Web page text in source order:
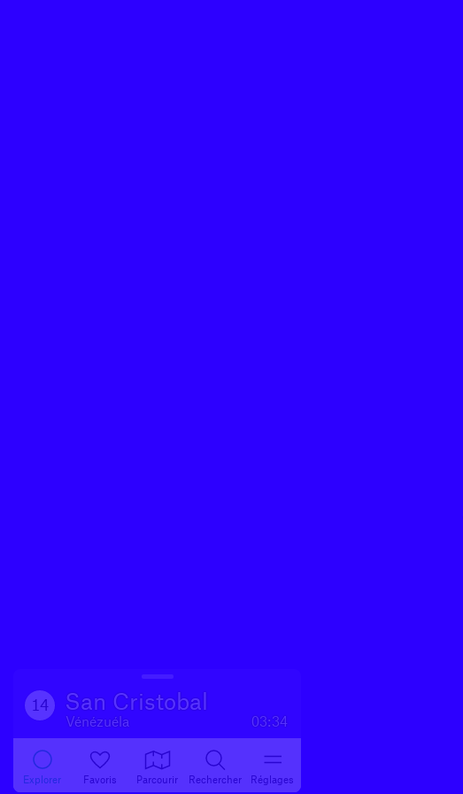
14 San Cristobal
Vénézuéla 03:34
Explorer Favoris Parcourir Rechercher Réglages